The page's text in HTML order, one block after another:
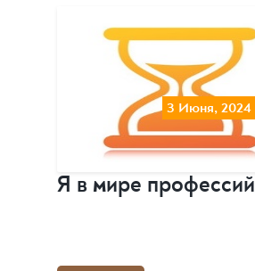
3 Июня, 2024
Я в мире профессий